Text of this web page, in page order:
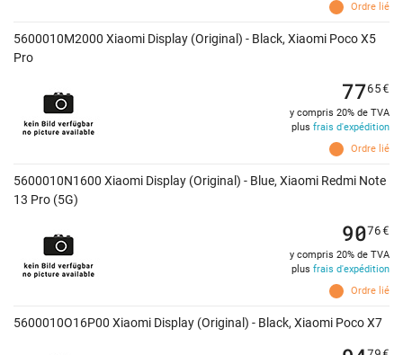
Ordre lié
5600010M2000 Xiaomi Display (Original) - Black, Xiaomi Poco X5
Pro
Ordre lié
7765€
y compris 20% de TVA
plus frais d'expédition
5600010N1600 Xiaomi Display (Original) - Blue, Xiaomi Redmi Note
13 Pro (5G)
Ordre lié
9076€
y compris 20% de TVA
plus frais d'expédition
5600010O16P00 Xiaomi Display (Original) - Black, Xiaomi Poco X7